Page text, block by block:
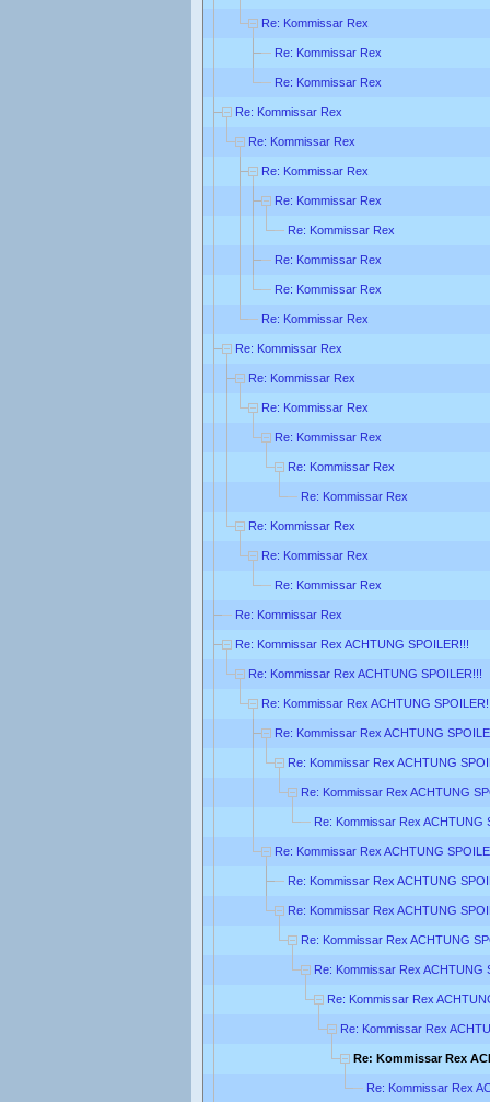
Re: Kommissar Rex
Re: Kommissar Rex
Re: Kommissar Rex
Re: Kommissar Rex
Re: Kommissar Rex
Re: Kommissar Rex
Re: Kommissar Rex
Re: Kommissar Rex
Re: Kommissar Rex
Re: Kommissar Rex
Re: Kommissar Rex
Re: Kommissar Rex
Re: Kommissar Rex
Re: Kommissar Rex
Re: Kommissar Rex
Re: Kommissar Rex
Re: Kommissar Rex
Re: Kommissar Rex
Re: Kommissar Rex
Re: Kommissar Rex
Re: Kommissar Rex
Re: Kommissar Rex ACHTUNG SPOILER!!!
Re: Kommissar Rex ACHTUNG SPOILER!!!
Re: Kommissar Rex ACHTUNG
Re: Kommissar Rex ACHTUNG
Re: Kommissar Rex ACHTUNG
Re: Kommissar Rex ACHTUNG
Re: Kommissar Rex ACHTUNG
Re: Kommissar Rex ACHTUNG
Re: Kommissar Rex ACHTUNG
Re: Kommissar Rex ACHTUNG
Re: Kommissar Rex ACHTUNG
Re: Kommissar Rex ACHTUNG
Re: Kommissar Rex
Re: Kommissar Rex
Re: Kommissar Rex
Re: Kommissar Rex